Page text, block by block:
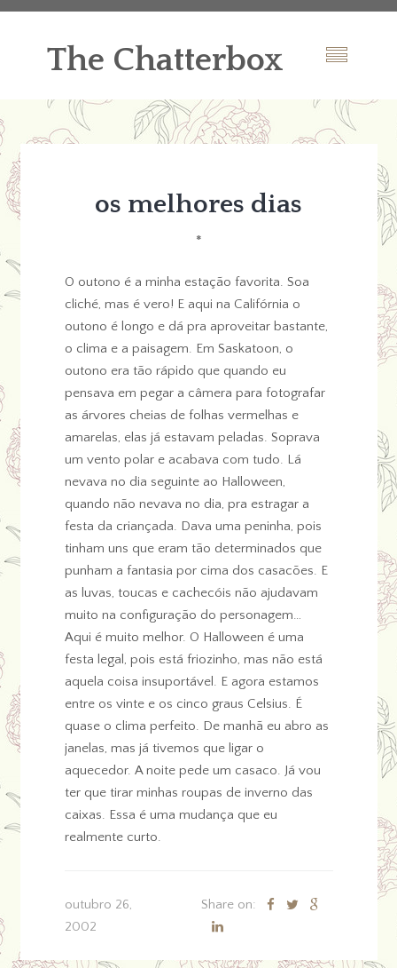
The Chatterbox
os melhores dias
*
O outono é a minha estação favorita. Soa
cliché, mas é vero! E aqui na Califórnia o
outono é longo e dá pra aproveitar bastante,
o clima e a paisagem. Em Saskatoon, o
outono era tão rápido que quando eu
pensava em pegar a câmera para fotografar
as árvores cheias de folhas vermelhas e
amarelas, elas já estavam peladas. Soprava
um vento polar e acabava com tudo. Lá
nevava no dia seguinte ao Halloween,
quando não nevava no dia, pra estragar a
festa da criançada. Dava uma peninha, pois
tinham uns que eram tão determinados que
punham a fantasia por cima dos casacões. E
as luvas, toucas e cachecóis não ajudavam
muito na configuração do personagem…
Aqui é muito melhor. O Halloween é uma
festa legal, pois está friozinho, mas não está
aquela coisa insuportável. E agora estamos
entre os vinte e os cinco graus Celsius. É
quase o clima perfeito. De manhã eu abro as
janelas, mas já tivemos que ligar o
aquecedor. A noite pede um casaco. Já vou
ter que tirar minhas roupas de inverno das
caixas. Essa é uma mudança que eu
realmente curto.
outubro 26,
2002
Share on: